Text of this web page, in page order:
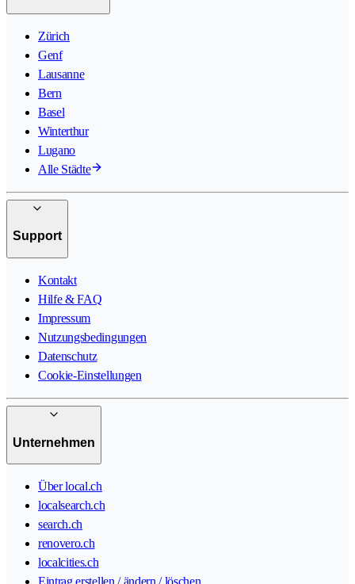
Zürich
Genf
Lausanne
Bern
Basel
Winterthur
Lugano
Alle Städte
Support
Kontakt
Hilfe & FAQ
Impressum
Nutzungsbedingungen
Datenschutz
Cookie-Einstellungen
Unternehmen
Über local.ch
localsearch.ch
search.ch
renovero.ch
localcities.ch